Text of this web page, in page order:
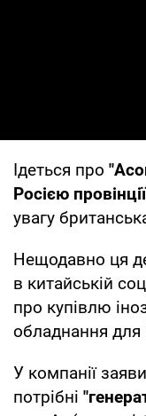
Ідеться про
Росією
увагу
Нещодавно ця
в китайській
про купівлю
обладнання
У компанії
потрібні